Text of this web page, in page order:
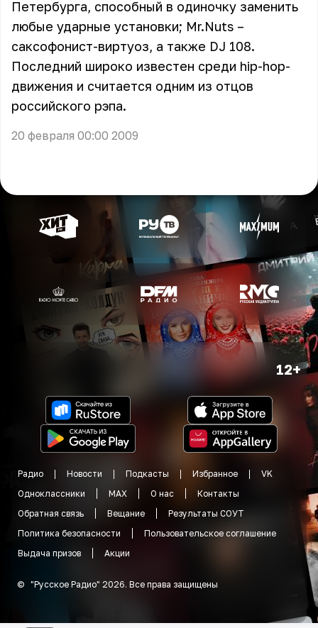
Петербурга, способный в одиночку заменить
любые ударные установки; Mr.Nuts –
саксофонист-виртуоз, а также DJ 108.
Последний широко известен среди hip-hop-
движения и считается одним из отцов
российского рэпа.
20 февраля 00:00 2009
12+
Радио Новости Подкасты Избранное
VK
Одноклассники
MAX О нас
Контакты
Обратная связь
Вещание
Результаты СОУТ
Политика безопасности
Пользовательское соглашение
Выдача призов
Акции
© "Русское Радио" 2026. Все права защищены